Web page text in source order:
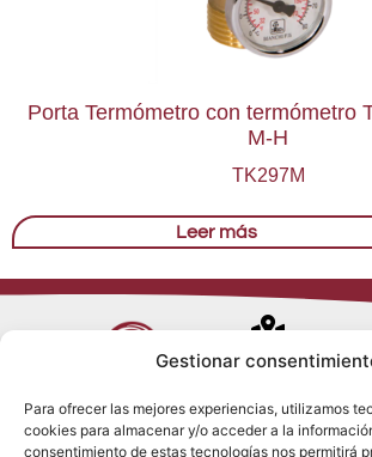
Gestionar
Para ofrecer las mejores experiencias, utilizamos
cookies para almacenar y/o acceder a la
consentimiento de estas tecnologías nos permitirá
Porta Termómetro con termómetro
M-H
TK297M
Leer más
Avenida de
28017 Madrid
(España)